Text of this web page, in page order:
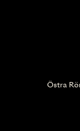
Östra